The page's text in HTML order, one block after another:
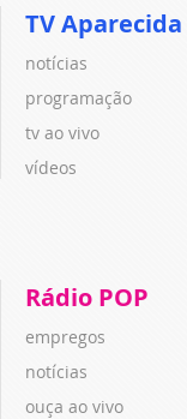
TV Aparecida
notícias
programação
tv ao vivo
vídeos
Rádio POP
empregos
notícias
ouça ao vivo